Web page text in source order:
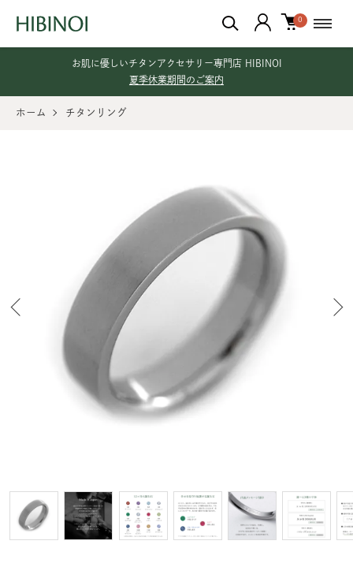
お肌に優しいチタンアクセサリー専門店 HIBINOI
夏季休業期間のご案内
0
ホーム チタンリング